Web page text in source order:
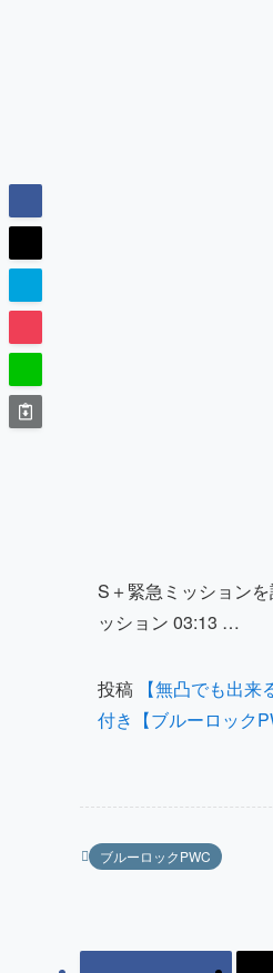
S＋緊急ミッション
ッション 03:13 …
投稿
【無凸でも出
付き【ブルーロック
ブルーロックPWC